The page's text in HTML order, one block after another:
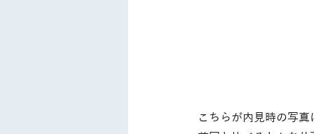
こちらが内見時の写真